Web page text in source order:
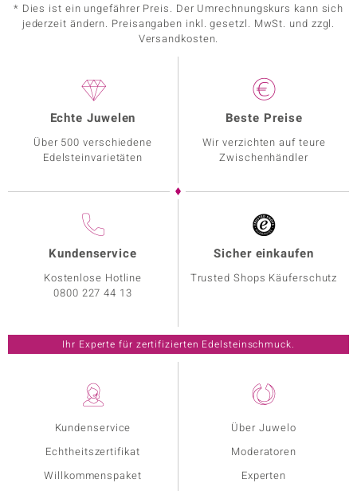
* Dies ist ein ungefährer Preis. Der Umrechnungskurs kann sich
jederzeit ändern. Preisangaben inkl. gesetzl. MwSt. und zzgl.
Versandkosten.
Kundenservice
Echtheitszertifikat
Willkommenspaket
Über Juwelo
Moderatoren
Experten
Echte Juwelen
Über 500 verschiedene
Edelsteinvarietäten
Beste Preise
Wir verzichten auf teure
Zwischenhändler
Kundenservice
Kostenlose Hotline
0800 227 44 13
Sicher einkaufen
Trusted Shops Käuferschutz
Ihr Experte für zertifizierten Edelsteinschmuck.